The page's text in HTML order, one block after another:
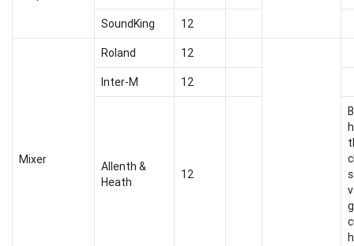
SoundKing 12
Mixer
Roland 12
Inter-M 12
Allenth &
Heath
12